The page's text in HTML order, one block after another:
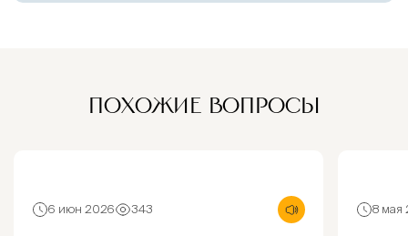
ПОХОЖИЕ ВОПРОСЫ
6 июн 2026 343 8 мая